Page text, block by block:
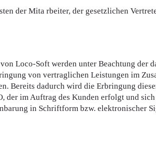
der Mita rbeiter, der gesetzlichen
Loco-Soft werden unter Beachtung der
von vertraglichen Leistungen im
Bereits dadurch wird die Erbringung
der im Auftrag des Kunden erfolgt und
in Schriftform bzw. elektronischer